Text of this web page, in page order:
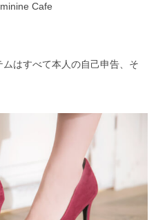
Cafe
はすべて本人の自己申告、そ